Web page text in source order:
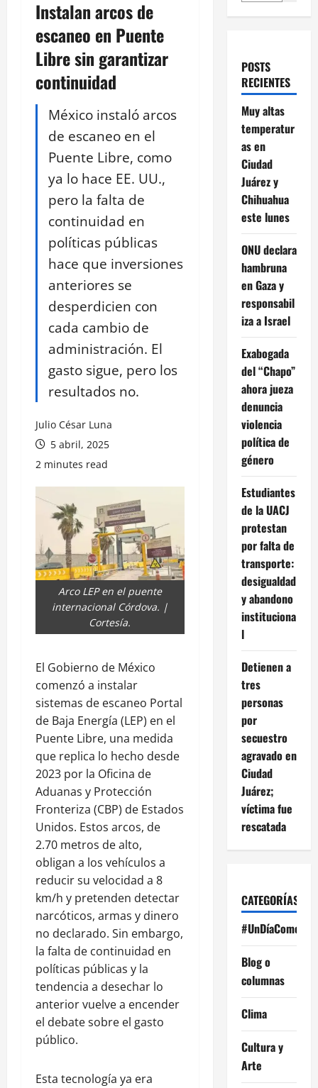
Instalan arcos de
escaneo en Puente
Libre sin garantizar
continuidad
México instaló arcos
de escaneo en el
Puente Libre, como
ya lo hace EE. UU.,
pero la falta de
continuidad en
políticas públicas
hace que inversiones
anteriores se
desperdicien con
cada cambio de
administración. El
gasto sigue, pero los
resultados no.
Julio César Luna
5 abril, 2025
2 minutes read
Arco LEP en el puente
internacional Córdova. |
Cortesía.
El Gobierno de México
comenzó a instalar
sistemas de escaneo Portal
de Baja Energía (LEP) en el
Puente Libre, una medida
que replica lo hecho desde
2023 por la Oficina de
Aduanas y Protección
Fronteriza (CBP) de Estados
Unidos. Estos arcos, de
2.70 metros de alto,
obligan a los vehículos a
reducir su velocidad a 8
km/h y pretenden detectar
narcóticos, armas y dinero
no declarado. Sin embargo,
la falta de continuidad en
políticas públicas y la
tendencia a desechar lo
anterior vuelve a encender
el debate sobre el gasto
público.
Esta tecnología ya era
POSTS
RECIENTES
Muy altas
temperatur
as en
Ciudad
Juárez y
Chihuahua
este lunes
ONU declara
hambruna
en Gaza y
responsabil
iza a Israel
Exabogada
del “Chapo”
ahora jueza
denuncia
violencia
política de
género
Estudiantes
de la UACJ
protestan
por falta de
transporte:
desigualdad
y abandono
instituciona
l
Detienen a
tres
personas
por
secuestro
agravado en
Ciudad
Juárez;
víctima fue
rescatada
CATEGORÍAS
#UnDíaComoHoy
Blog o
columnas
Clima
Cultura y
Arte